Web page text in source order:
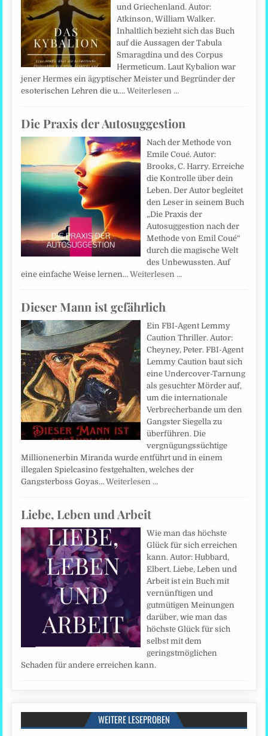
und Griechenland. Autor:
Atkinson, William Walker.
Inhaltlich bezieht sich das Buch
auf die Aussagen der Tabula
Smaragdina und des Corpus
Hermeticum. Laut Kybalion war
jener Hermes ein ägyptischer Meister und Begründer der
esoterischen Lehren die u.…Weiterlesen …
Die Praxis der Autosuggestion
Nach der Methode von
Emile Coué. Autor:
Brooks, C. Harry. Erreiche
die Kontrolle über dein
Leben. Der Autor begleitet
den Leser in seinem Buch
„Die Praxis der
Autosuggestion nach der
Methode von Emil Coué“
durch die magische Welt
des Unbewussten. Auf
eine einfache Weise lernen…Weiterlesen …
Dieser Mann ist gefährlich
Ein FBI-Agent Lemmy
Caution Thriller. Autor:
Cheyney, Peter. FBI-Agent
Lemmy Caution baut sich
eine Undercover-Tarnung
als gesuchter Mörder auf,
um die internationale
Verbrecherbande um den
Gangster Siegella zu
überführen. Die
vergnügungssüchtige
Millionenerbin Miranda wurde entführt und in einem
illegalen Spielcasino festgehalten, welches der
Gangsterboss Goyas…Weiterlesen …
Liebe, Leben und Arbeit
Wie man das höchste
Glück für sich erreichen
kann. Autor: Hubbard,
Elbert. Liebe, Leben und
Arbeit ist ein Buch mit
vernünftigen und
gutmütigen Meinungen
darüber, wie man das
höchste Glück für sich
selbst mit dem
geringstmöglichen
Schaden für andere erreichen kann.
WEITERE LESEPROBEN